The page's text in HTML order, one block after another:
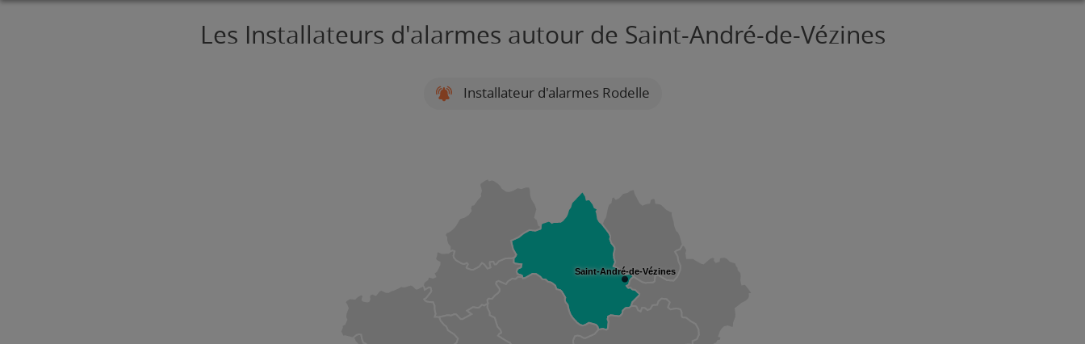
Les Installateurs d'alarmes autour de Saint-André-de-Vézines
Installateur d'alarmes Rodelle
Saint-André-de-Vézines